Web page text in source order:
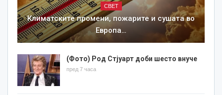
СВЕТ
Климатските промени, пожарите и сушата во
Европа…
(Фото) Род Стјуарт доби шесто внуче
пред 7 часа